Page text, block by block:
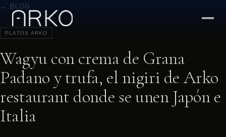
← BLOG
PLATOS ARKO
Wagyu con crema de Grana
Padano y trufa, el nigiri de Arko
restaurant donde se unen Japón e
Italia